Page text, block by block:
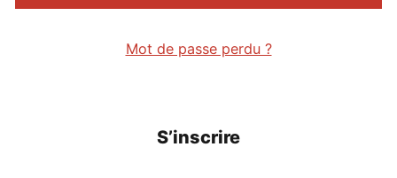
Mot de passe perdu ?
S’inscrire